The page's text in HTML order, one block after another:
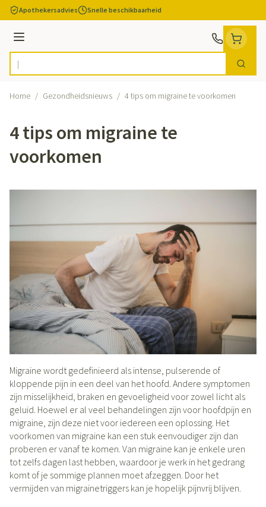
Ga naar de inhoud
Apothekersadvies Snelle beschikbaarheid
Menu
Product, merk, categorie... Zoek
Home / Gezondheidsnieuws / 4 tips om migraine te voorkomen
4 tips om migraine te
voorkomen
Migraine wordt gedefinieerd als intense, pulserende of
kloppende pijn in een deel van het hoofd. Andere symptomen
zijn misselijkheid, braken en gevoeligheid voor zowel licht als
geluid. Hoewel er al veel behandelingen zijn voor hoofdpijn en
migraine, zijn deze niet voor iedereen een oplossing. Het
voorkomen van migraine kan een stuk eenvoudiger zijn dan
proberen er vanaf te komen. Van migraine kan je enkele uren
tot zelfs dagen last hebben, waardoor je werk in het gedrang
komt of je sommige plannen moet afzeggen. Door het
vermijden van migrainetriggers kan je hopelijk pijnvrij blijven.